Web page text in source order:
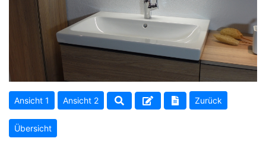
Ansicht 1 Ansicht 2 Zurück
Übersicht